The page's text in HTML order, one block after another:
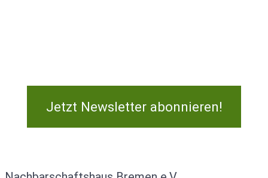
Jetzt Newsletter abonnieren!